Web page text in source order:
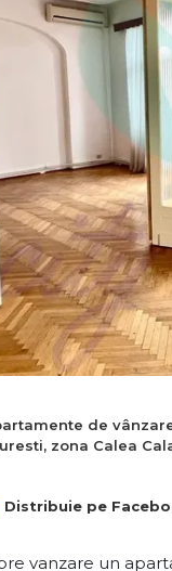
de
zona Calea
Distribuie pe
vanzare un